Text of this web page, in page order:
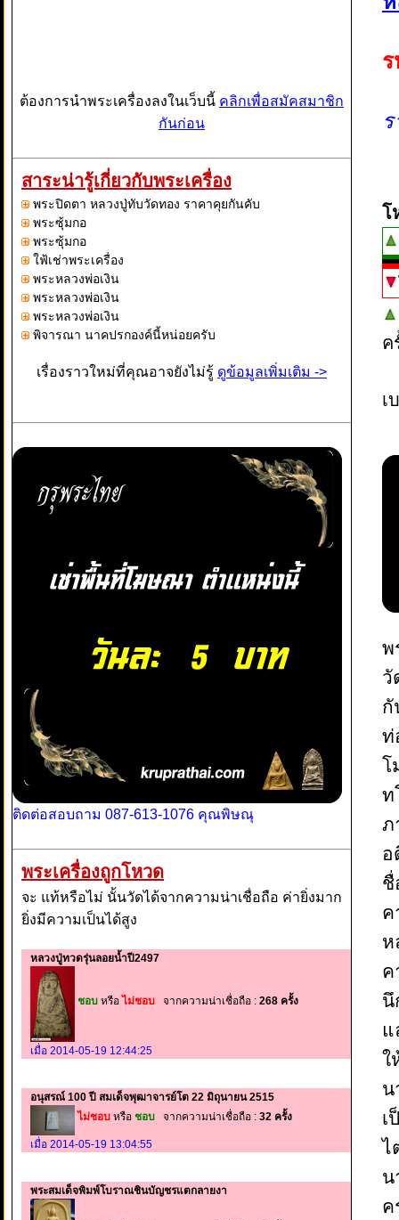
ต้องการนำพระเครื่องลงในเว็บนี้ คลิกเพื่อสมัคสมาชิก
กันก่อน
สาระน่ารู้เกี่ยวกับพระเครื่อง
พระปิดตา หลวงปู่ทับวัดทอง ราคาคุยกันคับ
พระซุ้มกอ
พระซุ้มกอ
ใฟ้เช่าพระเครื่อง
พระหลวงพ่อเงิน
พระหลวงพ่อเงิน
พระหลวงพ่อเงิน
พิจารณา นาคปรกองค์นี้หน่อยครับ
เรื่องราวใหม่ที่คุณอาจยังไม่รู้ ดูข้อมูลเพิ่มเติม ->
ติดต่อสอบถาม 087-613-1076 คุณพิษณุ
พระเครื่องถูกโหวด
จะ แท้หรือไม่ นั้นวัดได้จากความน่าเชื่อถือ ค่ายิ่งมาก
ยิ่งมีความเป็นได้สูง
หลวงปู่ทวดรุ่นลอยน้ำปี2497
ชอบ หรือไม่ชอบ จากความน่าเชื่อถือ : 268 ครั้ง
เมื่อ 2014-05-19 12:44:25
อนุสรณ์ 100 ปี สมเด็จพุฒาจารย์โต 22 มิถุนายน 2515
ไม่ชอบ หรือ ชอบ จากความน่าเชื่อถือ : 32 ครั้ง
เมื่อ 2014-05-19 13:04:55
พระสมเด็จพิมพ์โบราณชินบัญชรแตกลายงา
โ
เ
พ
วั
กั
ท่
โ
ท
ภ
อ
ชื่
ค
ห
ค
นึ
แ
ใ
น
เ
ไ
น
ค